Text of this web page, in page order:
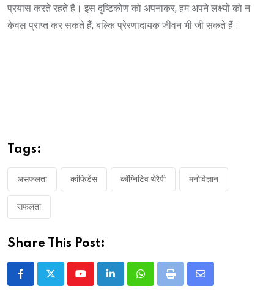
प्रयास करते रहते हैं। इस दृष्टिकोण को अपनाकर, हम अपने लक्ष्यों को न
केवल प्राप्त कर सकते हैं, बल्कि प्रेरणादायक जीवन भी जी सकते हैं।
Tags:
असफलता कांफिडेंस कॉग्निटिव थेरैपी मनोविज्ञान
सफलता
Share This Post:
YoutubeLinkedInWhatsappPrint
Share